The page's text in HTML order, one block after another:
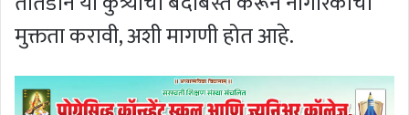
मुक्तता करावी, अशी मागणी होत आहे.